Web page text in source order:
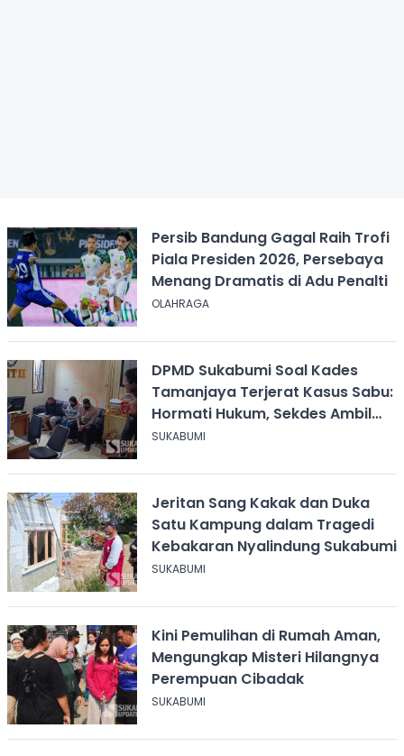
Persib Bandung Gagal Raih Trofi
Piala Presiden 2026, Persebaya
Menang Dramatis di Adu Penalti
OLAHRAGA
DPMD Sukabumi Soal Kades
Tamanjaya Terjerat Kasus Sabu:
Hormati Hukum, Sekdes Ambil
Alih Pelayanan
SUKABUMI
Jeritan Sang Kakak dan Duka
Satu Kampung dalam Tragedi
Kebakaran Nyalindung Sukabumi
SUKABUMI
Kini Pemulihan di Rumah Aman,
Mengungkap Misteri Hilangnya
Perempuan Cibadak
SUKABUMI